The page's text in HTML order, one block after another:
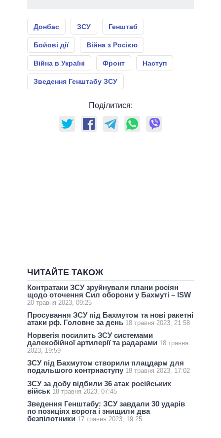
Донбас ЗСУ Генштаб
Бойові дії Війна з Росією
Війна в Україні Фронт Наступ
Зведення Генштабу ЗСУ
Поділитися:
ЧИТАЙТЕ ТАКОЖ
Контратаки ЗСУ зруйнували плани росіян
щодо оточення Сил оборони у Бахмуті – ISW
20 травня 2023, 09:25
Просування ЗСУ під Бахмутом та нові ракетні
атаки рф. Головне за день 18 травня 2023, 21:58
Норвегія посилить ЗСУ системами
далекобійної артилерії та радарами 18 травня
2023, 19:59
ЗСУ під Бахмутом створили плацдарм для
подальшого контрнаступу 18 травня 2023, 17:02
ЗСУ за добу відбили 36 атак російських
військ 18 травня 2023, 07:45
Зведення Генштабу: ЗСУ завдали 30 ударів
по позиціях ворога і знищили два
безпілотники 17 травня 2023, 19:25